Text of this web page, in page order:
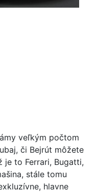
veľkým počtom
či Bejrút môžete
je to Ferrari, Bugatti,
stále tomu
hlavne